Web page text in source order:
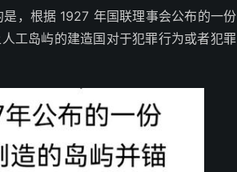
，根据 1927 年国联理事会公布的一份
工岛屿的建造国对于犯罪行为或者犯罪